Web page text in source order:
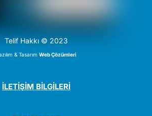
Telif Hakkı © 2023
& TasarımWeb Çözümleri
İLETİŞİM BİLGİLERİ